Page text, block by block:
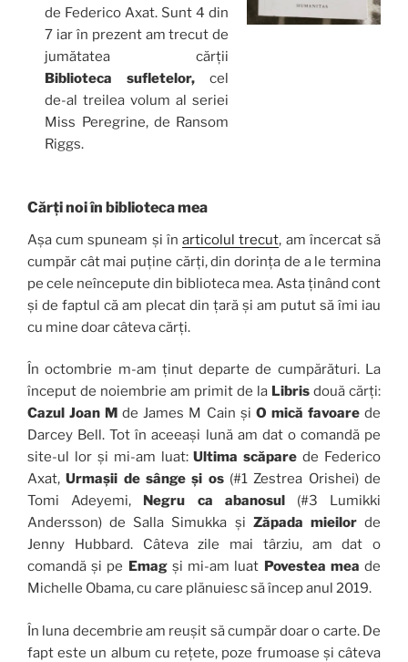
de Federico Axat. Sunt 4 din
7 iar în prezent am trecut de
jumătatea cărții
Biblioteca sufletelor, cel
de-al treilea volum al seriei
Miss Peregrine, de Ransom
Riggs.
Cărți noi în biblioteca mea
Așa cum spuneam și înarticolul trecut, am încercat să
cumpăr cât mai puține cărți, din dorința de a le termina
pe cele neîncepute din biblioteca mea. Asta ținând cont
și de faptul că am plecat din țară și am putut să îmi iau
cu mine doar câteva cărți.
În octombrie m-am ținut departe de cumpărături. La
început de noiembrie am primit de la Libris două cărți:
Cazul Joan M de James M Cain și O mică favoarede
Darcey Bell. Tot în aceeași lună am dat o comandă pe
site-ul lor și mi-am luat:Ultima scăpare de Federico
Axat,Urmașii de sânge și os(#1 Zestrea Orishei) de
Tomi Adeyemi, Negru ca abanosul (#3 Lumikki
Andersson) de Salla Simukka și Zăpada mieilorde
Jenny Hubbard. Câteva zile mai târziu, am dat o
comandă și pe Emagși mi-am luat Povestea mea de
Michelle Obama, cu care plănuiesc să încep anul 2019.
În luna decembrie am reușit să cumpăr doar o carte. De
fapt este un album cu rețete, poze frumoase și câteva